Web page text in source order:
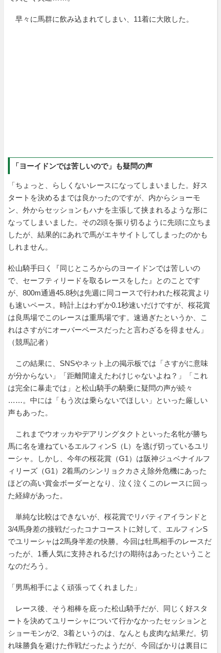
早々に馬群に飲み込まれてしまい、11着に大敗した。
「ヨーイドンでは苦しいので」も疑問の声
「ちょっと、らしくないレースになってしまいました。好ス
タートを決めるまでは良かったのですが、内からショーモ
ン、外からセッションもハナを主張して挟まれるような形に
なってしまいました。その2頭を振り切るように先頭に立ちま
したが、結果的にあれで馬がエキサイトしてしまったのかも
しれません。
松山騎手曰く『同じところからのヨーイドンでは苦しいの
で、セーフティリードを取るレースをした』とのことです
が、800m通過45.8秒は先週に同コースで行われた桜花賞より
も速いペース。時計上はわずか0.1秒速いだけですが、桜花賞
は良馬場でこのレースは重馬場です。速過ぎたというか、こ
れはさすがにオーバーペースだったと言わざるを得ません」
（競馬記者）
この結果に、SNSやネット上の掲示板では「さすがに意味
が分からない」「距離間違えたわけじゃないよね？」「これ
は完全に暴走では」と松山騎手の騎乗に疑問の声が続々
……。中には「もう次は乗らないでほしい」といった厳しい
声もあった。
これまでウオッカやデアリングタクトといった名牝が勝ち
馬に名を連ねているエルフィンS（L）を逃げ切っているユリ
ーシャ。しかし、今年の桜花賞（G1）は阪神ジュベナイルフ
ィリーズ（G1）2着馬のシンリョクカさえ除外危機にあった
ほどの高い賞金ボーダーとなり、泣く泣くこのレースに回っ
た経緯があった。
単純な比較はできないが、桜花賞でリバティアイランドと
3/4馬身差の接戦だったコナコーストに対して、エルフィンS
でユリーシャは2馬身半差の快勝。今回は牡馬相手のレースだ
ったが、1番人気に支持されるだけの期待はあったということ
なのだろう。
「男馬相手によく頑張ってくれました」
レース後、そう相棒を庇った松山騎手だが、同じく好スタ
ートを決めてユリーシャについて行かなかったセッションと
ショーモンが2、3着というのは、なんとも皮肉な結果だ。切
れ味勝負を避けた作戦だったようだが、今回ばかりは裏目に